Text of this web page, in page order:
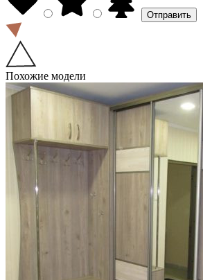
Похожие модели